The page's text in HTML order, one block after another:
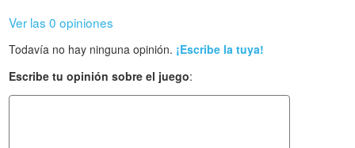
Ver las 0 opiniones
Todavía no hay ninguna opinión. ¡Escribe la tuya!
Escribe tu opinión sobre el juego: